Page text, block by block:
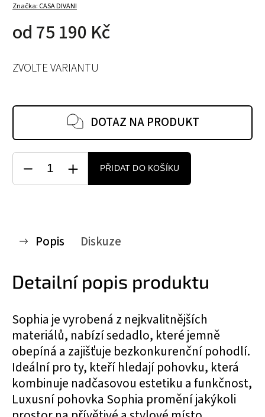
Značka: CASA DIVANI
od75 190 Kč
ZVOLTE VARIANTU
DOTAZ NA PRODUKT
PŘIDAT DO KOŠÍKU
Popis Diskuze
Detailní popis produktu
Sophia je vyrobená z nejkvalitnějších
materiálů, nabízí sedadlo, které jemně
obepíná a zajišťuje bezkonkurenční pohodlí.
Ideální pro ty, kteří hledají pohovku, která
kombinuje nadčasovou estetiku a funkčnost,
Luxusní pohovka Sophia promění jakýkoli